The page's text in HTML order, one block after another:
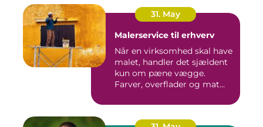
31. May
Malerservice til erhverv
Når en virksomhed skal have
malet, handler det sjældent
kun om pæne vægge.
Farver, overflader og mat...